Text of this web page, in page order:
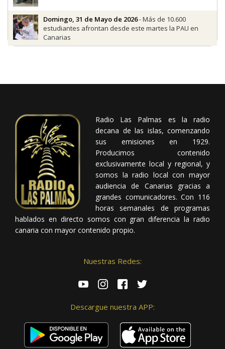
Domingo, 31 de Mayo de 2026- Más de 10.600
estudiantes afrontan desde este martes la PAU en
Canarias
Radio Las Palmas es la radio
decana de las islas, comenzando
sus emisiones en 1929.
Producimos contenido
exclusivamente local y regional, y
somos la radio local con mayor
audiencia de Canarias gracias a
grandes comunicadores. Con 116
horas semanales de programas
hablados en directo somos con gran diferencia la radio
canaria con mayor contenido propio.
Nuestras Redes:
Descargue nuestra APP: